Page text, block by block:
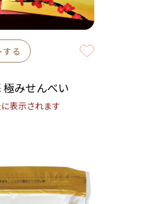
する
みせんべい
表示されます